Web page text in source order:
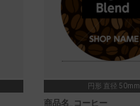
円形 直径 50mm
商品名_コーヒー